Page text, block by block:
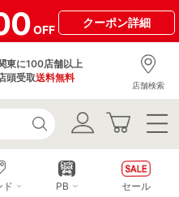
OFF
クーポン詳細
東に100店舗以上
頭受取送料無料
店舗検索
ド PB セール